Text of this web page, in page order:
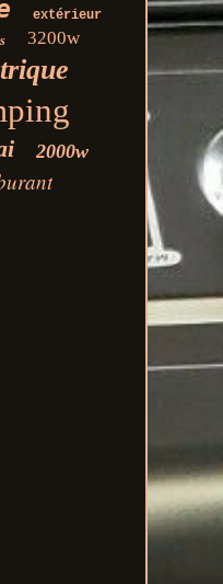
extérieur
3200w
2000w